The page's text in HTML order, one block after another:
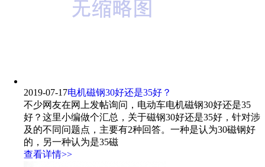
2019-07-17电机磁钢30好还是35好？
不少网友在网上发帖询问，电动车电机磁钢30好还是35
好？这里小编做个汇总，关于磁钢30好还是35好，针对涉
及的不同问题点，主要有2种回答。一种是认为30磁钢好
的，另一种认为是35磁
查看详情>>